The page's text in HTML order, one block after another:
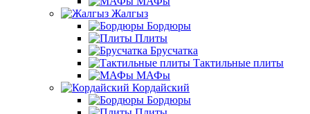
Жалгыз
Бордюры
Плиты
Брусчатка
Тактильные плиты
МАФы
Кордайский
Бордюры